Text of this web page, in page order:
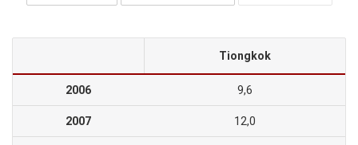
Tiongkok
2006 9,6
2007 12,0